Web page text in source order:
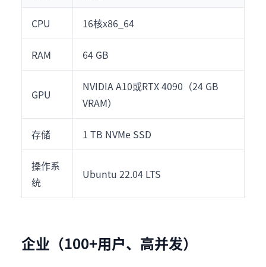
CPU 16核x86_64
RAM 64 GB
GPU
NVIDIA A10或RTX 4090（24 GB
VRAM）
存储 1 TB NVMe SSD
操作系
统
Ubuntu 22.04 LTS
企业（100+用户、高并发）